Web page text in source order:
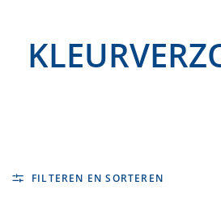
FILTEREN EN SORTEREN